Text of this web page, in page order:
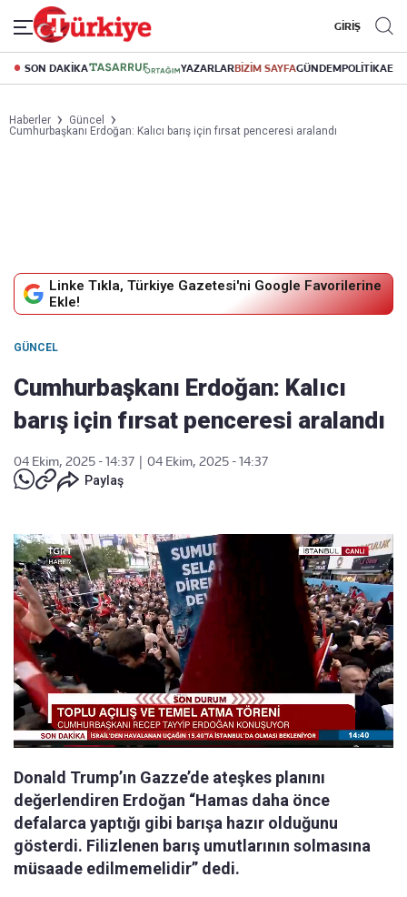
GİRİŞ
SON DAKİKA YAZARLARBİZİM SAYFAGÜNDEMPOLİTİKA
Haberler
Güncel
Cumhurbaşkanı Erdoğan: Kalıcı barış için fırsat penceresi aralandı
Linke Tıkla, Türkiye Gazetesi'ni Google Favorilerine
Ekle!
GÜNCEL
Cumhurbaşkanı Erdoğan: Kalıcı
barış için fırsat penceresi aralandı
04 Ekim, 2025 - 14:37
04 Ekim, 2025 - 14:37
Paylaş
Donald Trump’ın Gazze’de ateşkes planını
değerlendiren Erdoğan “Hamas daha önce
defalarca yaptığı gibi barışa hazır olduğunu
gösterdi. Filizlenen barış umutlarının solmasına
müsaade edilmemelidir” dedi.